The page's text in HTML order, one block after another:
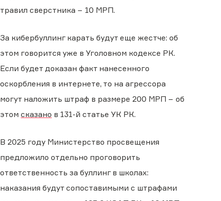
травил сверстника − 10 МРП.
За кибербуллинг карать будут еще жестче: об
этом говорится уже в Уголовном кодексе РК.
Если будет доказан факт нанесенного
оскорбления в интернете, то на агрессора
могут наложить штраф в размере 200 МРП − об
этом сказано в 131-й статье УК РК.
В 2025 году Министерство просвещения
предложило отдельно проговорить
ответственность за буллинг в школах:
наказания будут сопоставимыми с штрафами